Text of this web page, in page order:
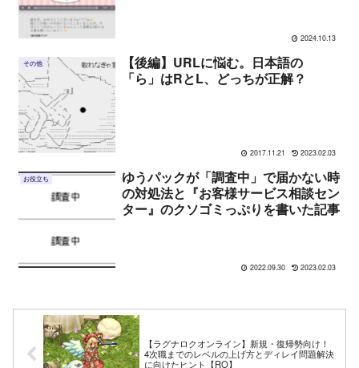
2024.10.13
その他
【後編】URLに悩む。日本語の
「ら」はRとL、どっちが正解？
2017.11.21 2023.02.03
お役立ち
ゆうパックが「調査中」で届かない時
の対処法と『お客様サービス相談セン
ター』のクソゴミっぷりを書いた記事
2022.09.30 2023.02.03
【ラグナロクオンライン】新規・復帰勢向け！
4次職までのレベルの上げ方とディレイ問題解決
に向けたヒント【RO】